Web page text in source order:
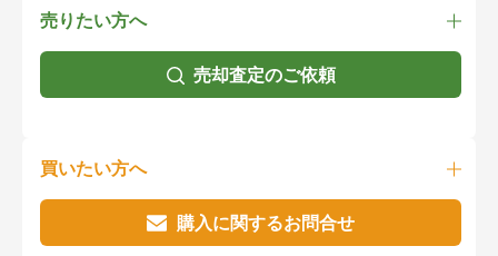
売りたい方へ
売却査定のご依頼
買いたい方へ
購入に関するお問合せ